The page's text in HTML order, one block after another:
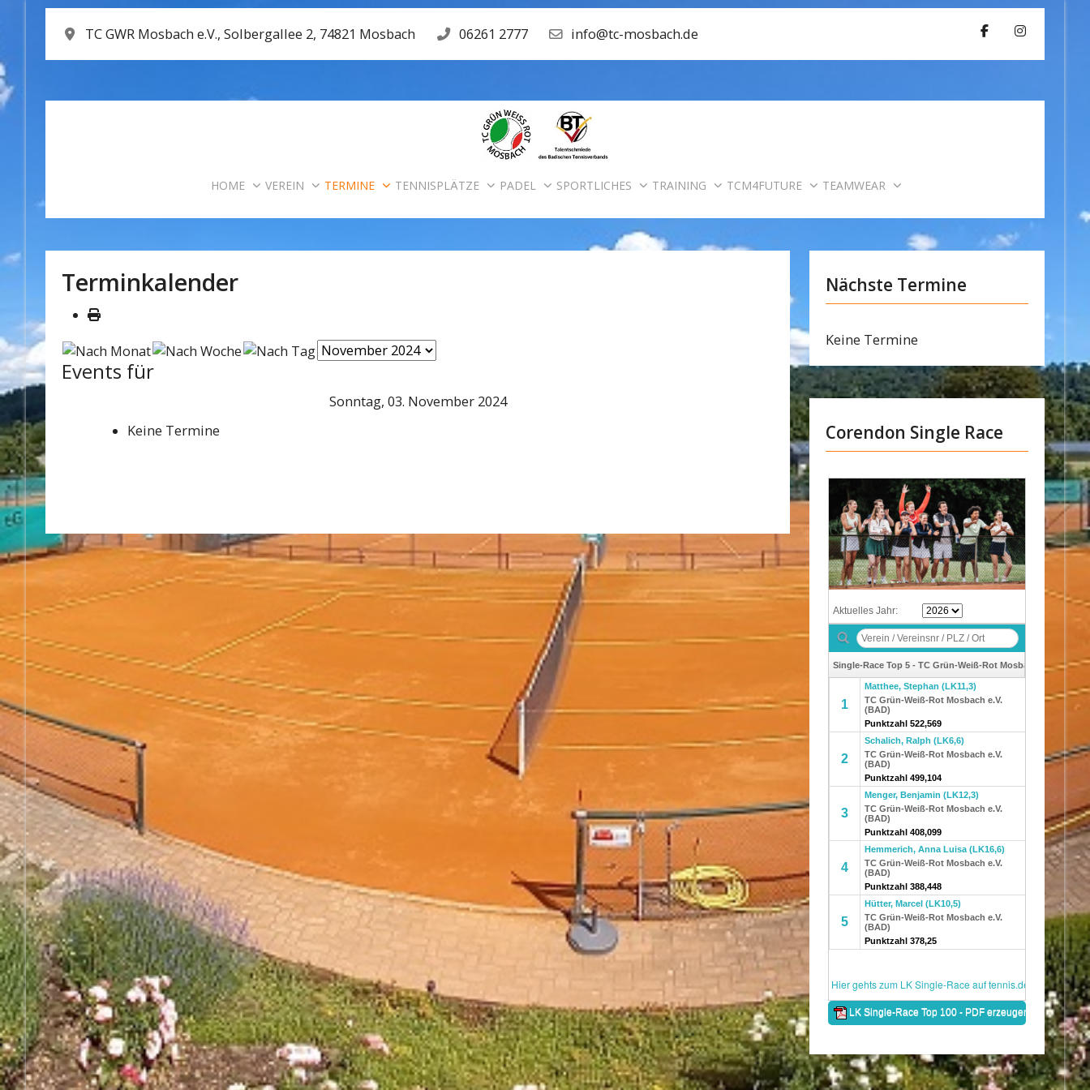
TC GWR Mosbach e.V., Solbergallee 2, 74821 Mosbach 06261 2777 info@tc-mosbach.de
HOME VEREIN TERMINE TENNISPLÄTZE PADEL SPORTLICHES TRAINING TCM4FUTURE TEAMWEAR
Terminkalender
Events für
Sonntag, 03. November 2024
Keine Termine
Nächste Termine
Keine Termine
Corendon Single Race